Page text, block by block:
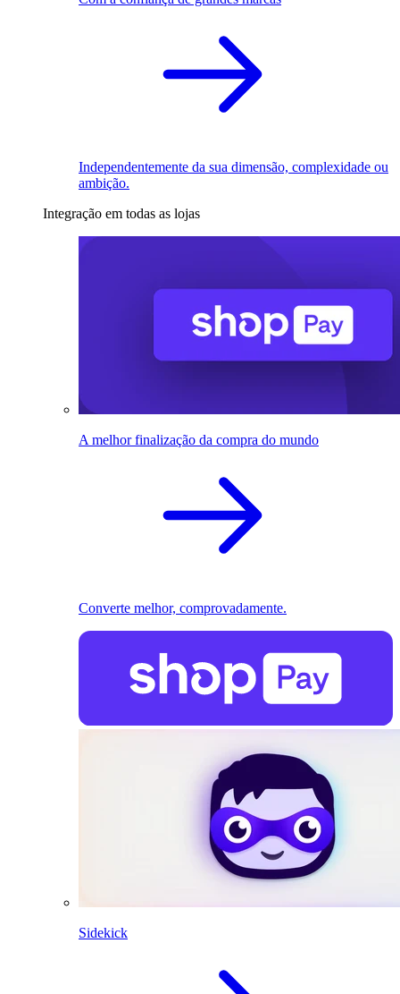
Independentemente da sua dimensão, complexidade ou
ambição.
Integração em todas as lojas
A melhor finalização da compra do mundo
Converte melhor, comprovadamente.
Sidekick